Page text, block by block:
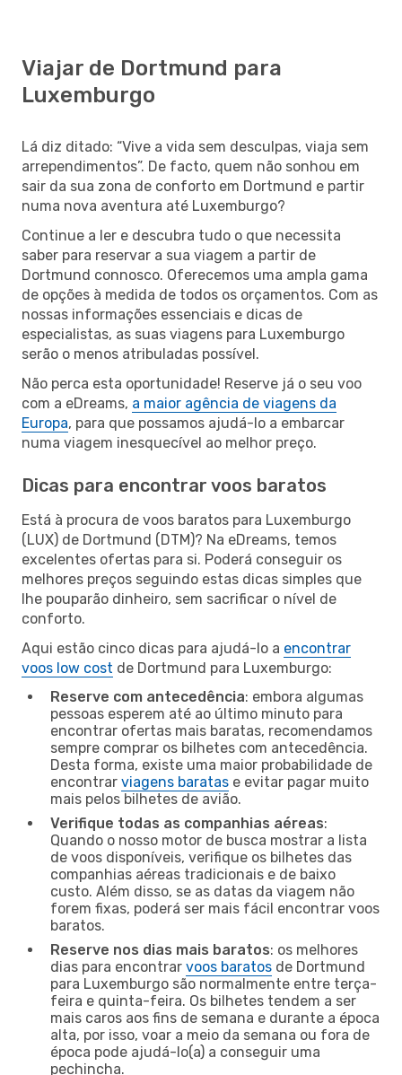
Viajar de Dortmund para
Luxemburgo
Lá diz ditado: “Vive a vida sem desculpas, viaja sem
arrependimentos”. De facto, quem não sonhou em
sair da sua zona de conforto em Dortmund e partir
numa nova aventura até Luxemburgo?
Continue a ler e descubra tudo o que necessita
saber para reservar a sua viagem a partir de
Dortmund connosco. Oferecemos uma ampla gama
de opções à medida de todos os orçamentos. Com as
nossas informações essenciais e dicas de
especialistas, as suas viagens para Luxemburgo
serão o menos atribuladas possível.
Não perca esta oportunidade! Reserve já o seu voo
com a eDreams, a maior agência de viagens da
Europa, para que possamos ajudá-lo a embarcar
numa viagem inesquecível ao melhor preço.
Dicas para encontrar voos baratos
Está à procura de voos baratos para Luxemburgo
(LUX) de Dortmund (DTM)? Na eDreams, temos
excelentes ofertas para si. Poderá conseguir os
melhores preços seguindo estas dicas simples que
lhe pouparão dinheiro, sem sacrificar o nível de
conforto.
Aqui estão cinco dicas para ajudá-lo a encontrar
voos low cost de Dortmund para Luxemburgo:
Reserve com antecedência: embora algumas
pessoas esperem até ao último minuto para
encontrar ofertas mais baratas, recomendamos
sempre comprar os bilhetes com antecedência.
Desta forma, existe uma maior probabilidade de
encontrar viagens baratas e evitar pagar muito
mais pelos bilhetes de avião.
Verifique todas as companhias aéreas:
Quando o nosso motor de busca mostrar a lista
de voos disponíveis, verifique os bilhetes das
companhias aéreas tradicionais e de baixo
custo. Além disso, se as datas da viagem não
forem fixas, poderá ser mais fácil encontrar voos
baratos.
Reserve nos dias mais baratos: os melhores
dias para encontrar voos baratos de Dortmund
para Luxemburgo são normalmente entre terça-
feira e quinta-feira. Os bilhetes tendem a ser
mais caros aos fins de semana e durante a época
alta, por isso, voar a meio da semana ou fora de
época pode ajudá-lo(a) a conseguir uma
pechincha.